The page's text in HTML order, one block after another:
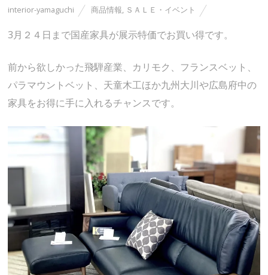
interior-yamaguchi 商品情報, ＳＡＬＥ・イベント
3月２４日まで国産家具が展示特価でお買い得です。
前から欲しかった飛騨産業、カリモク、フランスベット、
パラマウントベット、天童木工ほか九州大川や広島府中の
家具をお得に手に入れるチャンスです。